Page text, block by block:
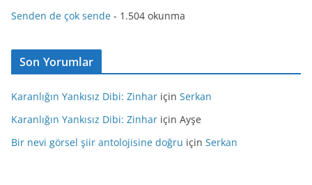
Senden de çok sende - 1.504 okunma
Son Yorumlar
Karanlığın Yankısız Dibi: Zinhar için Serkan
Karanlığın Yankısız Dibi: Zinhar için Ayşe
Bir nevi görsel şiir antolojisine doğru için Serkan